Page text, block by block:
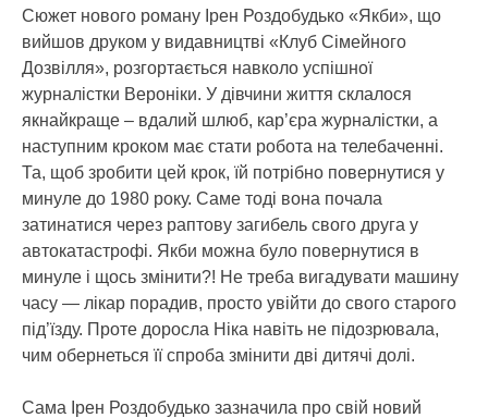
Сюжет нового роману Ірен Роздобудько «Якби», що
вийшов друком у видавництві «Клуб Сімейного
Дозвілля», розгортається навколо успішної
журналістки Вероніки. У дівчини життя склалося
якнайкраще – вдалий шлюб, кар’єра журналістки, а
наступним кроком має стати робота на телебаченні.
Та, щоб зробити цей крок, їй потрібно повернутися у
минуле до 1980 року. Саме тоді вона почала
затинатися через раптову загибель свого друга у
автокатастрофі. Якби можна було повернутися в
минуле і щось змінити?! Не треба вигадувати машину
часу — лікар порадив, просто увійти до свого старого
під’їзду. Проте доросла Ніка навіть не підозрювала,
чим обернеться її спроба змінити дві дитячі долі.
Сама Ірен Роздобудько зазначила про свій новий